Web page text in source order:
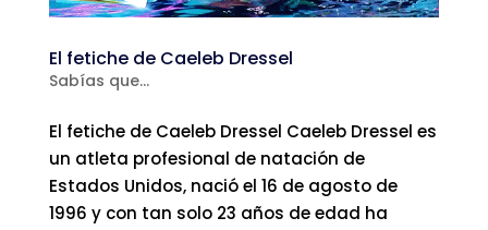
El fetiche de Caeleb Dressel
Sabías que...
El fetiche de Caeleb Dressel Caeleb Dressel es
un atleta profesional de natación de
Estados Unidos, nació el 16 de agosto de
1996 y con tan solo 23 años de edad ha